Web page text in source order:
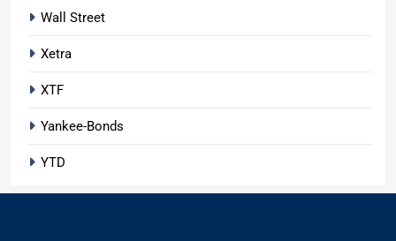
Wall Street
Xetra
XTF
Yankee-Bonds
YTD